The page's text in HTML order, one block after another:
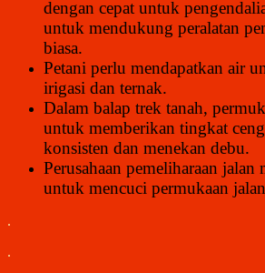
dengan cepat untuk
untuk mendukung peralatan
biasa.
Petani perlu mendapatkan air
irigasi dan ternak.
Dalam balap trek tanah,
untuk memberikan tingkat
konsisten dan menekan debu.
Perusahaan pemeliharaan jalan
untuk mencuci permukaan jalan
.
.